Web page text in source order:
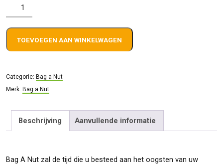
A
Nut
30cm
5011
TOEVOEGEN AAN WINKELWAGEN
Categorie: Bag a Nut
Merk: Bag a Nut
Beschrijving Aanvullende informatie
Bag A Nut zal de tijd die u besteed aan het oogsten van uw